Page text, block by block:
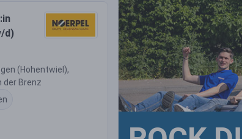
d)
(Hohentwiel),
der Brenz